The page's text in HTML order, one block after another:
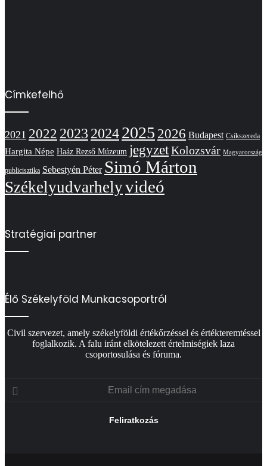
Címkefelhő
2021 2022 2023 20242025 2026 Budapest Csíkszereda
Hargita Népe Haáz Rezső Múzeum jegyzetKolozsvár Magyarország
publicisztika Sebestyén Péter Simó Márton
Székelyudvarhelyvideó
Stratégiai partner
Élő Székelyföld Munkacsoportról
Civil szervezet, amely székelyföldi értékőrzéssel és értékteremtéssel
foglalkozik. A falu iránt elkötelezett értelmiségiek laza
csoportosulása és fóruma.
cím